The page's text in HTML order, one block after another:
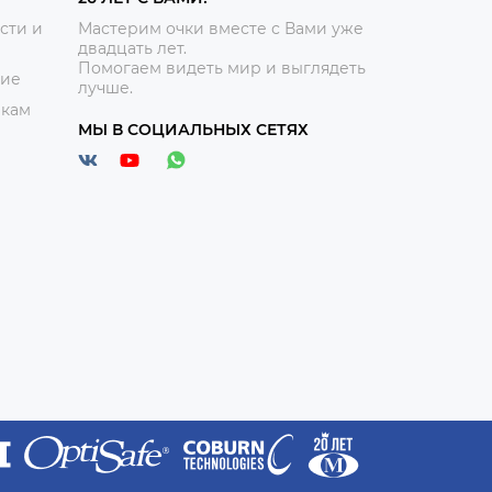
и
Мастерим очки вместе с Вами уже
двадцать лет.
Помогаем видеть мир и выглядеть
лучше.
МЫ В СОЦИАЛЬНЫХ СЕТЯХ